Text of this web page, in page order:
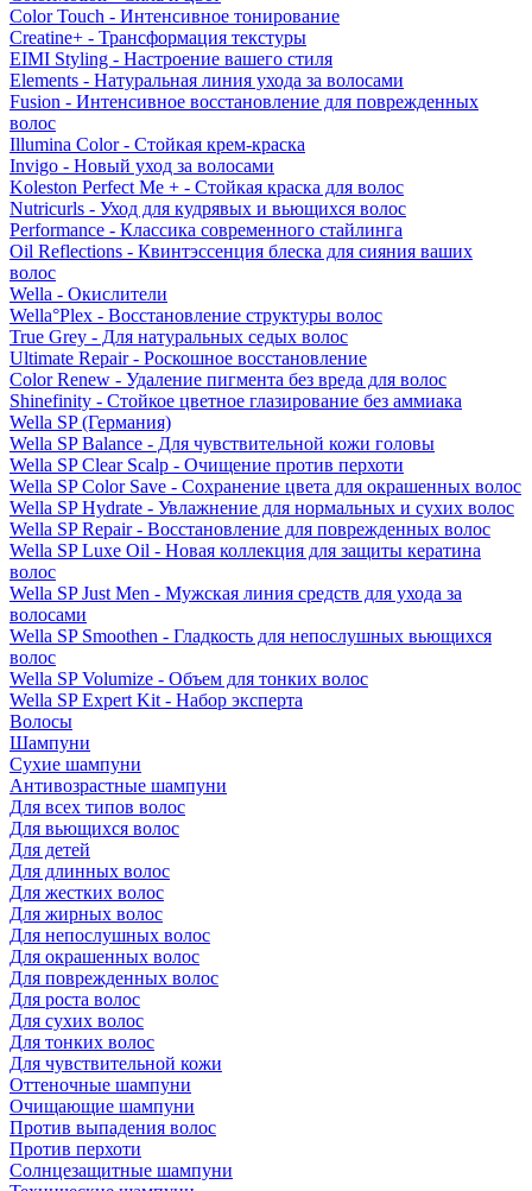
Color Touch - Интенсивное тонирование
Creatine+ - Трансформация текстуры
EIMI Styling - Настроение вашего стиля
Elements - Натуральная линия ухода за волосами
Fusion - Интенсивное восстановление для поврежденных
волос
Illumina Color - Стойкая крем-краска
Invigo - Новый уход за волосами
Koleston Perfect Me + - Стойкая краска для волос
Nutricurls - Уход для кудрявых и вьющихся волос
Performance - Классика современного стайлинга
Oil Reflections - Квинтэссенция блеска для сияния ваших
волос
Wella - Окислители
Wella°Plex - Восстановление структуры волос
True Grey - Для натуральных седых волос
Ultimate Repair - Роскошное восстановление
Color Renew - Удаление пигмента без вреда для волос
Shinefinity - Стойкое цветное глазирование без аммиака
Wella SP (Германия)
Wella SP Balance - Для чувствительной кожи головы
Wella SP Clear Scalp - Очищение против перхоти
Wella SP Color Save - Сохранение цвета для окрашенных волос
Wella SP Hydrate - Увлажнение для нормальных и сухих волос
Wella SP Repair - Восстановление для поврежденных волос
Wella SP Luxe Oil - Новая коллекция для защиты кератина
волос
Wella SP Just Men - Мужская линия средств для ухода за
волосами
Wella SP Smoothen - Гладкость для непослушных вьющихся
волос
Wella SP Volumize - Объем для тонких волос
Wella SP Expert Kit - Набор эксперта
Волосы
Шампуни
Сухие шампуни
Антивозрастные шампуни
Для всех типов волос
Для вьющихся волос
Для детей
Для длинных волос
Для жестких волос
Для жирных волос
Для непослушных волос
Для окрашенных волос
Для поврежденных волос
Для роста волос
Для сухих волос
Для тонких волос
Для чувствительной кожи
Оттеночные шампуни
Очищающие шампуни
Против выпадения волос
Против перхоти
Солнцезащитные шампуни